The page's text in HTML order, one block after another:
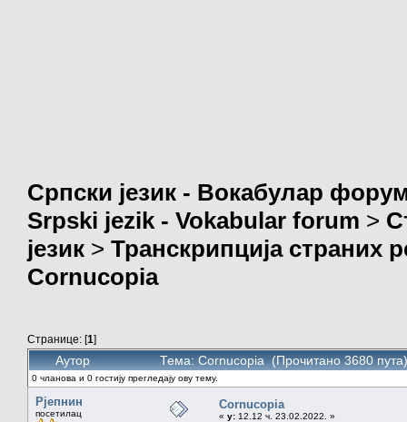
Српски језик - Вокабулар
Srpski jezik - Vokabular forum >
језик > Транскрипција страних
Cornucopia
Странице: [1]
Аутор Тема: Cornucopia (Прочитано 3680 пута)
0 чланова и 0 гостију прегледају ову тему.
Рјепнин
посетилац
Cornucopia
« у: 12.12 ч. 23.02.2022. »